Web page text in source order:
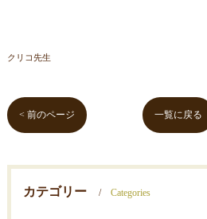
クリコ先生
< 前のページ 一覧に戻る
カテゴリー Categories